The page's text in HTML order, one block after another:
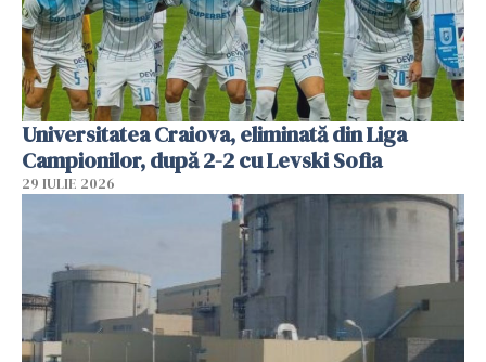
Universitatea Craiova, eliminată din Liga
Campionilor, după 2-2 cu Levski Sofia
29 IULIE 2026